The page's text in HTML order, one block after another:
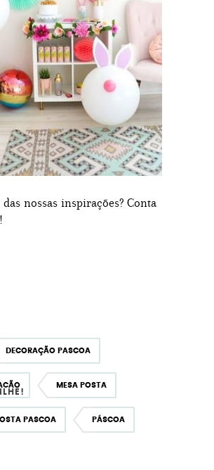
nossas inspirações? Conta
DECORAÇÃO PASCOA
MESA POSTA
PASCOA PÁSCOA